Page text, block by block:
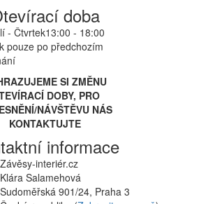
doba
- Čtvrtek13:00 - 18:00
pouze po předchozím
SI ZMĚNU
DOBY, PRO
NÁVŠTĚVU NÁS
KONTAKTUJTE
informace
Závěsy-interiér.cz
Klára Salamehová
Sudoměřská 901/24, Praha 3